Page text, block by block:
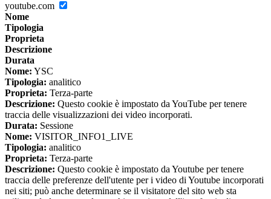
youtube.com
Nome
Tipologia
Proprieta
Descrizione
Durata
Nome: YSC
Tipologia: analitico
Proprieta: Terza-parte
Descrizione: Questo cookie è impostato da YouTube per tenere
traccia delle visualizzazioni dei video incorporati.
Durata: Sessione
Nome: VISITOR_INFO1_LIVE
Tipologia: analitico
Proprieta: Terza-parte
Descrizione: Questo cookie è impostato da Youtube per tenere
traccia delle preferenze dell'utente per i video di Youtube incorporati
nei siti; può anche determinare se il visitatore del sito web sta